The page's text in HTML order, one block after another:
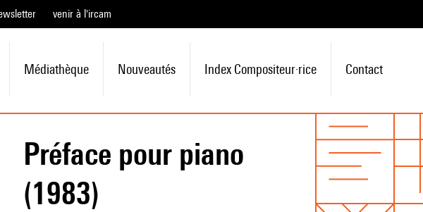
venir à l'ircam
Médiathèque Nouveautés Index Compositeur·rice Contact
Préface pour piano
(1983)